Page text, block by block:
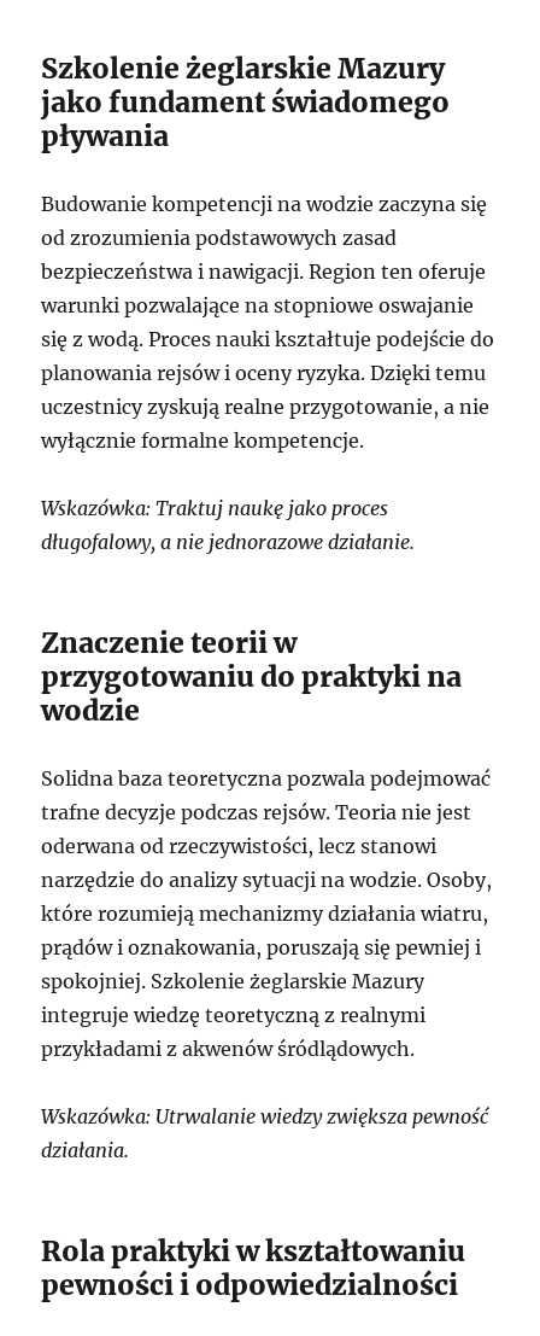
Szkolenie żeglarskie Mazury
jako fundament świadomego
pływania
Budowanie kompetencji na wodzie zaczyna się
od zrozumienia podstawowych zasad
bezpieczeństwa i nawigacji. Region ten oferuje
warunki pozwalające na stopniowe oswajanie
się z wodą. Proces nauki kształtuje podejście do
planowania rejsów i oceny ryzyka. Dzięki temu
uczestnicy zyskują realne przygotowanie, a nie
wyłącznie formalne kompetencje.
Wskazówka: Traktuj naukę jako proces
długofalowy, a nie jednorazowe działanie.
Znaczenie teorii w
przygotowaniu do praktyki na
wodzie
Solidna baza teoretyczna pozwala podejmować
trafne decyzje podczas rejsów. Teoria nie jest
oderwana od rzeczywistości, lecz stanowi
narzędzie do analizy sytuacji na wodzie. Osoby,
które rozumieją mechanizmy działania wiatru,
prądów i oznakowania, poruszają się pewniej i
spokojniej. Szkolenie żeglarskie Mazury
integruje wiedzę teoretyczną z realnymi
przykładami z akwenów śródlądowych.
Wskazówka: Utrwalanie wiedzy zwiększa pewność
działania.
Rola praktyki w kształtowaniu
pewności i odpowiedzialności